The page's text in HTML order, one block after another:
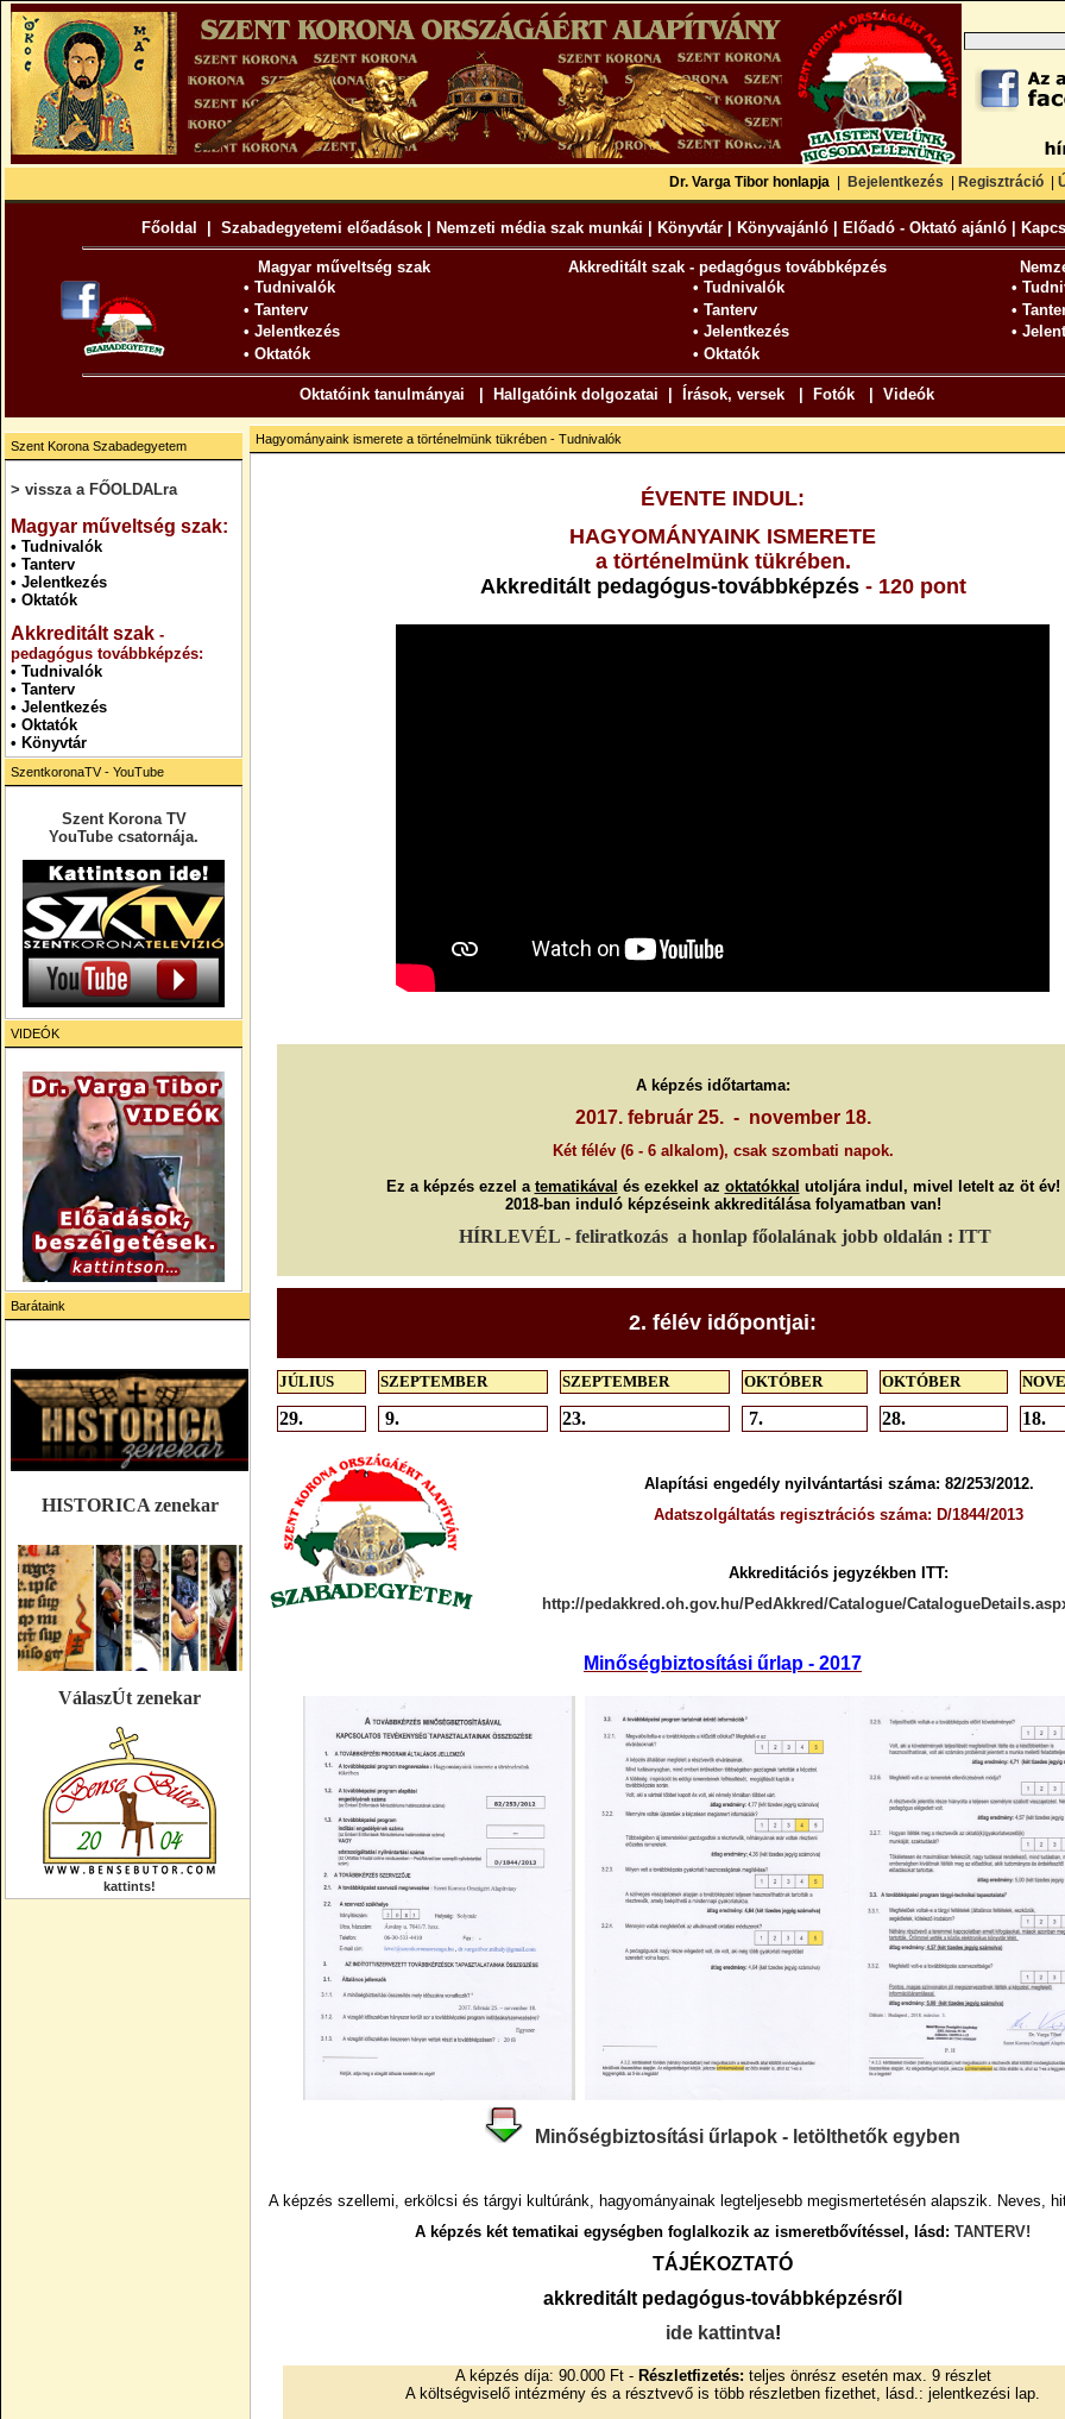
Dr. Varga Tibor honlapja Bejelentkezés Regisztráció
Főoldal Szabadegyetemi előadások| Nemzeti média szak munkái Könyvtár| Könyvajánló| Előadó - Oktató ajánló|
Magyar műveltség szak Akkreditált szak - pedagógus továbbképzés
• Tudnivalók • Tudnivalók
•
• Tanterv • Tanterv
•
• Jelentkezés • Jelentkezés
•
• Oktatók • Oktatók
Oktatóink tanulmányai Hallgatóink dolgozatai Írások, versek Fotók Videók
Szent Korona Szabadegyetem
> vissza a FŐOLDALra
Magyar műveltség szak:
• Tudnivalók
• Tanterv
• Jelentkezés
• Oktatók
Akkreditált szak -
pedagógus továbbképzés:
• Tudnivalók
• Tanterv
• Jelentkezés
• Oktatók
• Könyvtár
SzentkoronaTV - YouTube
Szent Korona TV
YouTube csatornája.
VIDEÓK
Barátaink
HISTORICA zenekar
VálaszÚt zenekar
kattints!
Hagyományaink ismerete a történelmünk tükrében - Tudnivalók
ÉVENTE INDUL:
HAGYOMÁNYAINK ISMERETE
a történelmünk tükrében.
Akkreditált pedagógus-továbbképzés- 120 pont
A képzés időtartama:
2017. február 25. - november 18.
Két félév (6 - 6 alkalom), csak szombati napok.
Ez a képzés ezzel a tematikával és ezekkel az oktatókkal utoljára indul, mivel letelt az öt év!
2018-ban induló képzéseink akkreditálása folyamatban van!
HÍRLEVÉL - feliratkozás a honlap főolalának jobb oldalán : ITT
2. félév időpontjai:
JÚLIUS SZEPTEMBER SZEPTEMBER OKTÓBER OKTÓBER
29. 9. 23. 7. 28. 18.
Alapítási engedély nyilvántartási száma: 82/253/2012.
Adatszolgáltatás regisztrációs száma: D/1844/2013
Akkreditációs jegyzékben ITT:
http://pedakkred.oh.gov.hu/PedAkkred/Catalogue/
Minőségbiztosítási űrlap - 2017
Minőségbiztosítási űrlapok - letölthetők egyben
A képzés szellemi, erkölcsi és tárgyi kultúránk, hagyományainak legteljesebb megismertetésén alapszik. Neves,
A képzés két tematikai egységben foglalkozik az ismeretbővítéssel, lásd: TANTERV!
TÁJÉKOZTATÓ
akkreditált pedagógus-továbbképzésről
ide kattintva!
A képzés díja: 90.000 Ft - Részletfizetés: teljes önrész esetén max. 9 részlet
A költségviselő intézmény és a résztvevő is több részletben fizethet, lásd.: jelentkezési lap.